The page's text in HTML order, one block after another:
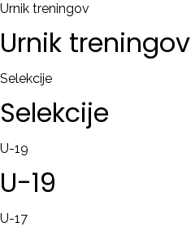
Urnik treningov
Urnik treningov
Selekcije
Selekcije
U-19
U-19
U-17
/